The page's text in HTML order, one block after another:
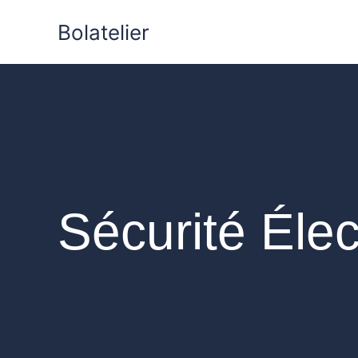
Bolatelier
Sécurité